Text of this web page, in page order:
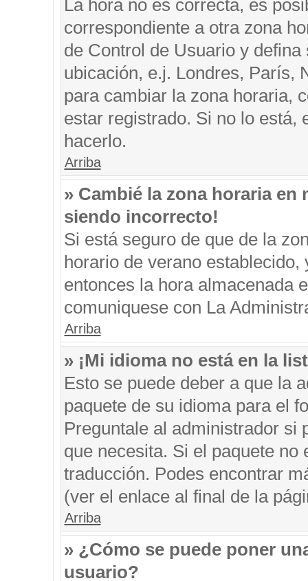
La hora no es correcta, es
correspondiente a otra zona
de Control de Usuario y
ubicación, e.j. Londres, París,
para cambiar la zona horaria,
estar registrado. Si no lo está,
hacerlo.
Arriba
» Cambié la zona horaria
siendo incorrecto!
Si está seguro de que de la
horario de verano
entonces la hora almacenada
comuniquese con La
Arriba
» ¡Mi idioma no está en la
Esto se puede deber a que la
paquete de su idioma para el
Preguntale al administrador si
que necesita. Si el paquete
traducción. Podes encontrar
(ver el enlace al final de la
Arriba
» ¿Cómo se puede poner
usuario?